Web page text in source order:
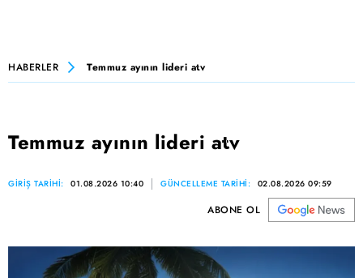
HABERLER Temmuz ayının lideri atv
Temmuz ayının lideri atv
GİRİŞ TARİHİ: 01.08.2026 10:40 GÜNCELLEME TARİHİ: 02.08.2026 09:59
ABONE OL